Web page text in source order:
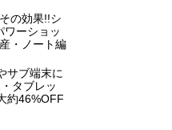
の効果!!シ
ーショッ
・ノート編
サブ端末に
タブレッ
約46%OFF